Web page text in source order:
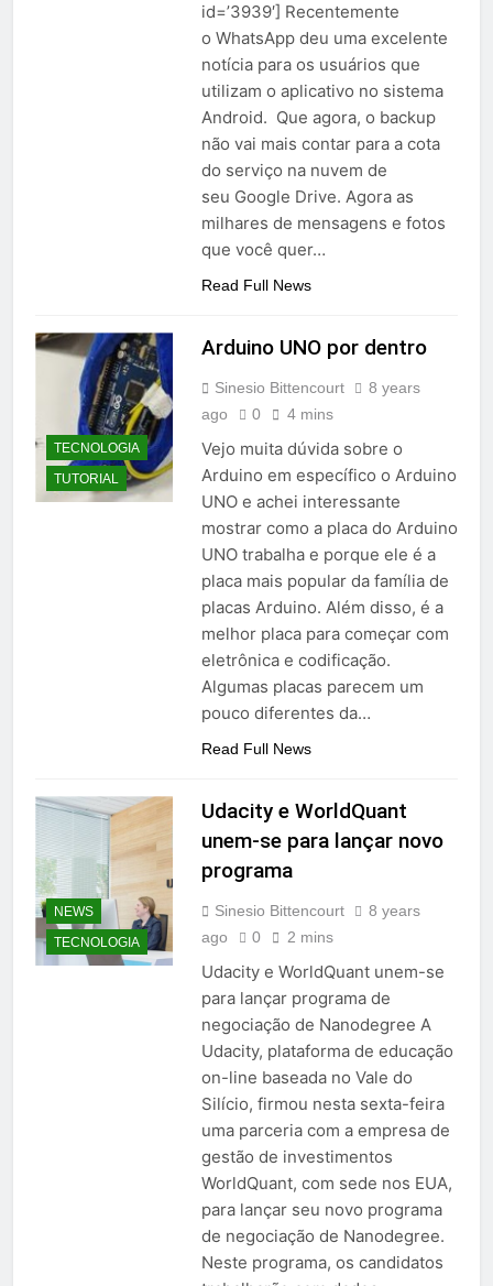
id=’3939′] Recentemente
o WhatsApp deu uma excelente
notícia para os usuários que
utilizam o aplicativo no sistema
Android. Que agora, o backup
não vai mais contar para a cota
do serviço na nuvem de
seu Google Drive. Agora as
milhares de mensagens e fotos
que você quer…
Read Full News
TECNOLOGIA
TUTORIAL
Arduino UNO por dentro
Sinesio Bittencourt
8 years
ago
0 4 mins
Vejo muita dúvida sobre o
Arduino em específico o Arduino
UNO e achei interessante
mostrar como a placa do Arduino
UNO trabalha e porque ele é a
placa mais popular da família de
placas Arduino. Além disso, é a
melhor placa para começar com
eletrônica e codificação.
Algumas placas parecem um
pouco diferentes da…
Read Full News
NEWS
TECNOLOGIA
Udacity e WorldQuant
unem-se para lançar novo
programa
Sinesio Bittencourt
8 years
ago
0 2 mins
Udacity e WorldQuant unem-se
para lançar programa de
negociação de Nanodegree A
Udacity, plataforma de educação
on-line baseada no Vale do
Silício, firmou nesta sexta-feira
uma parceria com a empresa de
gestão de investimentos
WorldQuant, com sede nos EUA,
para lançar seu novo programa
de negociação de Nanodegree.
Neste programa, os candidatos